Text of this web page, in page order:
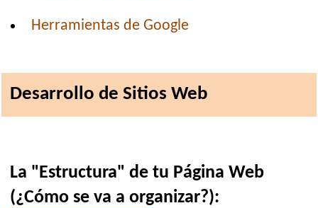
Herramientas de Google
Desarrollo de Sitios Web
La "Estructura" de tu Página Web
(¿Cómo se va a organizar?):